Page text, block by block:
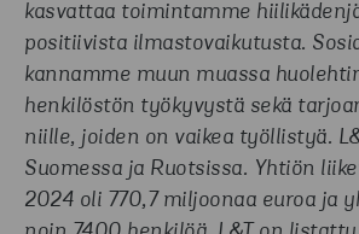
kasvattaa toimintamme
positiivista ilmastovaikutusta.
kannamme muun muassa
henkilöstön työkyvystä sekä
niille, joiden on vaikea työllistyä.
Suomessa ja Ruotsissa. Yhtiön
2024 oli 770,7 miljoonaa euroa ja